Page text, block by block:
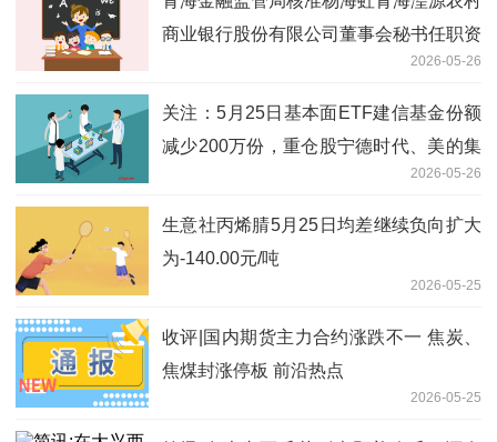
商业银行股份有限公司董事会秘书任职资
2026-05-26
关注：5月25日基本面ETF建信基金份额
减少200万份，重仓股宁德时代、美的集
2026-05-26
生意社丙烯腈5月25日均差继续负向扩大
为-140.00元/吨
2026-05-25
收评|国内期货主力合约涨跌不一 焦炭、
焦煤封涨停板 前沿热点
2026-05-25